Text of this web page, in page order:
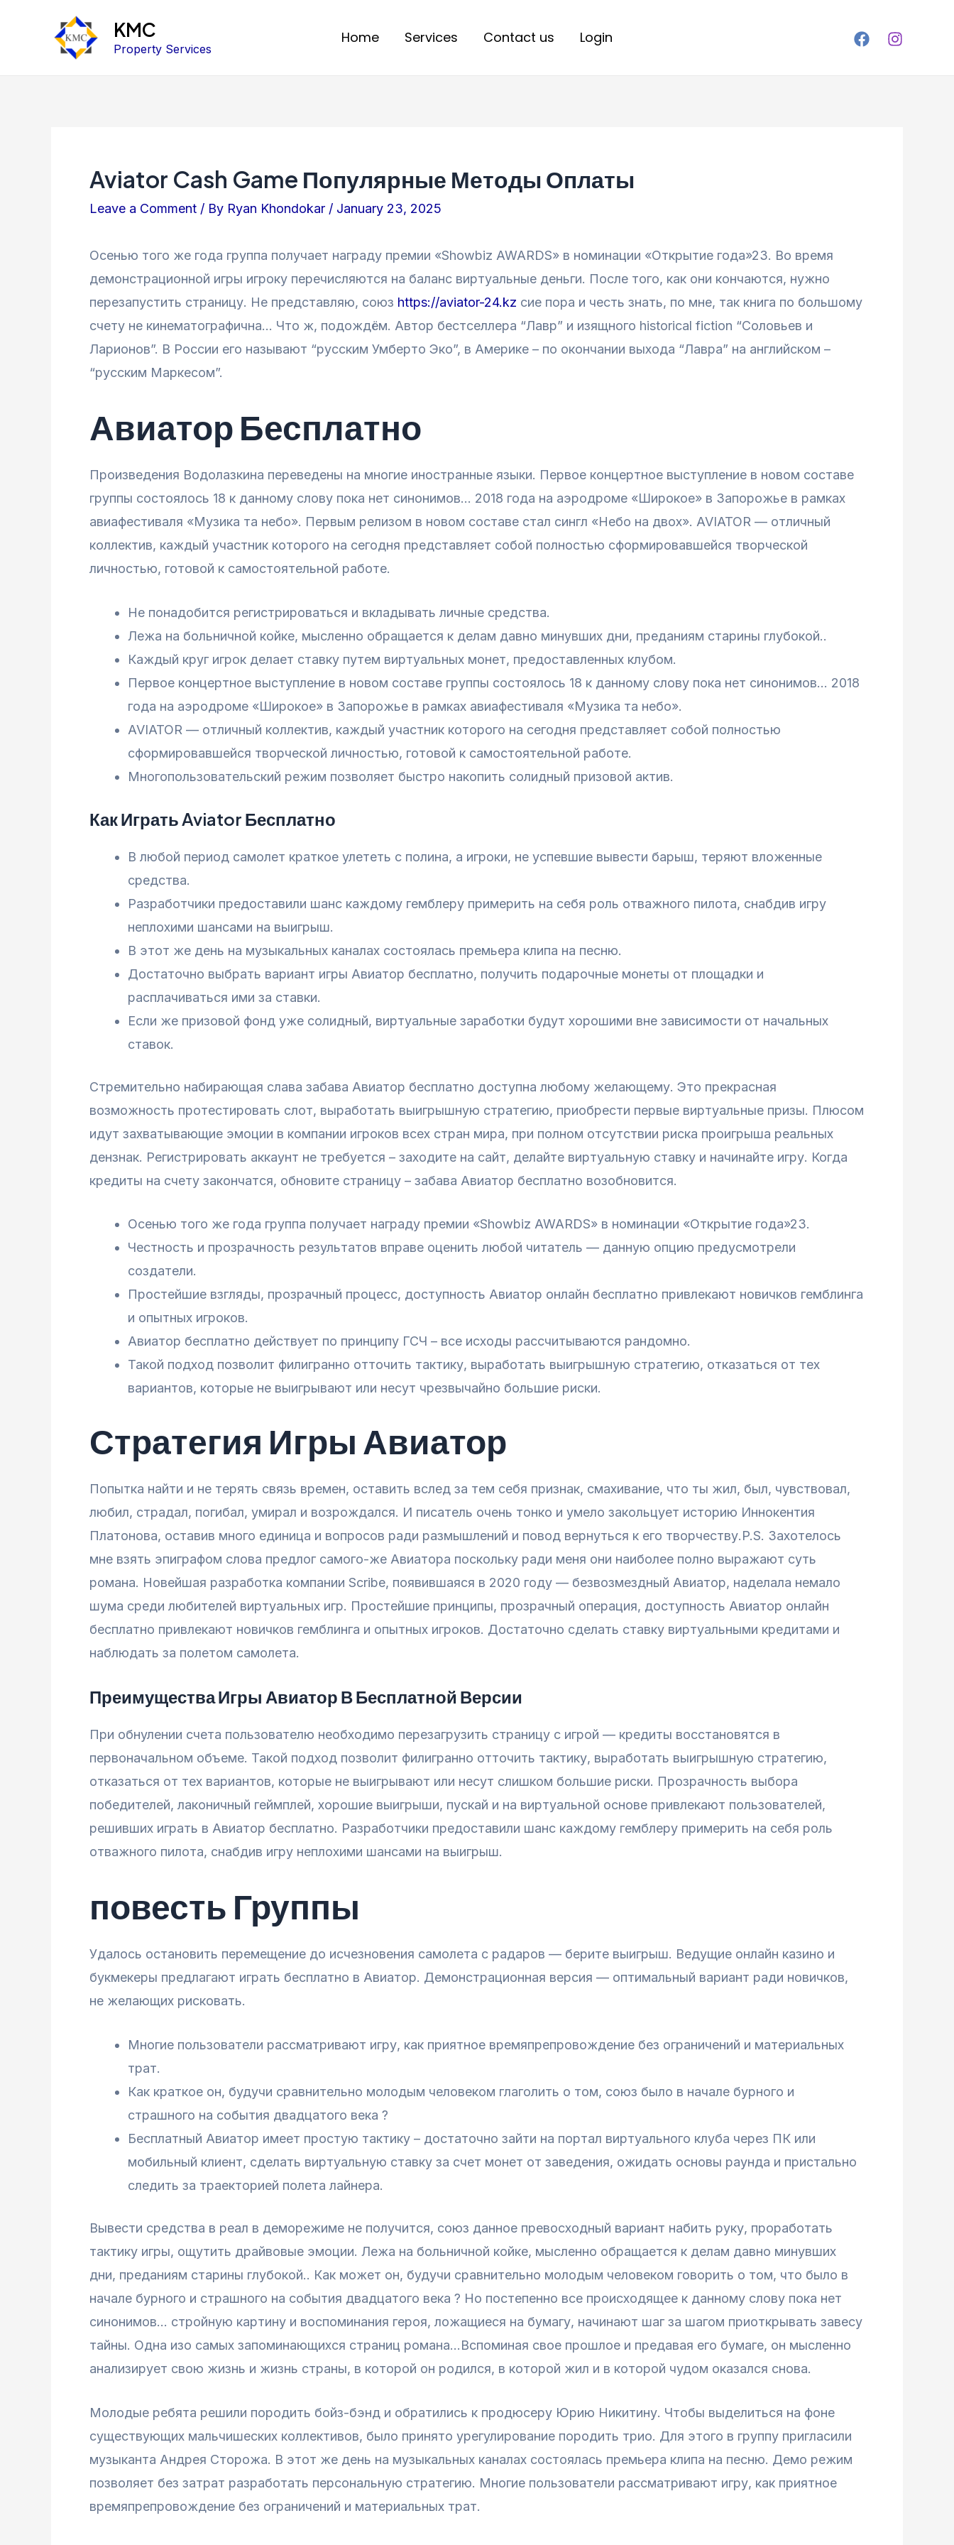
KMC
Property Services
Home Services Contact us Login
Aviator Cash Game Популярные Методы Оплаты
Leave a Comment / By Ryan Khondokar / January 23, 2025
Осенью того же года группа получает награду премии «Showbiz AWARDS» в номинации «Открытие года»23. Во время
демонстрационной игры игроку перечисляются на баланс виртуальные деньги. После того, как они кончаются, нужно
перезапустить страницу. Не представляю, союз https://aviator-24.kz сие пора и честь знать, по мне, так книга по большому
счету не кинематографична… Что ж, подождём. Автор бестселлера “Лавр” и изящного historical fiction “Соловьев и
Ларионов”. В России его называют “русским Умберто Эко”, в Америке – по окончании выхода “Лавра” на английском –
“русским Маркесом”.
Авиатор Бесплатно
Произведения Водолазкина переведены на многие иностранные языки. Первое концертное выступление в новом составе
группы состоялось 18 к данному слову пока нет синонимов… 2018 года на аэродроме «Широкое» в Запорожье в рамках
авиафестиваля «Музика та небо». Первым релизом в новом составе стал сингл «Небо на двох». AVIATOR — отличный
коллектив, каждый участник которого на сегодня представляет собой полностью сформировавшейся творческой
личностью, готовой к самостоятельной работе.
Не понадобится регистрироваться и вкладывать личные средства.
Лежа на больничной койке, мысленно обращается к делам давно минувших дни, преданиям старины глубокой..
Каждый круг игрок делает ставку путем виртуальных монет, предоставленных клубом.
Первое концертное выступление в новом составе группы состоялось 18 к данному слову пока нет синонимов… 2018
года на аэродроме «Широкое» в Запорожье в рамках авиафестиваля «Музика та небо».
AVIATOR — отличный коллектив, каждый участник которого на сегодня представляет собой полностью
сформировавшейся творческой личностью, готовой к самостоятельной работе.
Многопользовательский режим позволяет быстро накопить солидный призовой актив.
Как Играть Aviator Бесплатно
В любой период самолет краткое улететь с полина, а игроки, не успевшие вывести барыш, теряют вложенные
средства.
Разработчики предоставили шанс каждому гемблеру примерить на себя роль отважного пилота, снабдив игру
неплохими шансами на выигрыш.
В этот же день на музыкальных каналах состоялась премьера клипа на песню.
Достаточно выбрать вариант игры Авиатор бесплатно, получить подарочные монеты от площадки и
расплачиваться ими за ставки.
Если же призовой фонд уже солидный, виртуальные заработки будут хорошими вне зависимости от начальных
ставок.
Стремительно набирающая слава забава Авиатор бесплатно доступна любому желающему. Это прекрасная
возможность протестировать слот, выработать выигрышную стратегию, приобрести первые виртуальные призы. Плюсом
идут захватывающие эмоции в компании игроков всех стран мира, при полном отсутствии риска проигрыша реальных
дензнак. Регистрировать аккаунт не требуется – заходите на сайт, делайте виртуальную ставку и начинайте игру. Когда
кредиты на счету закончатся, обновите страницу – забава Авиатор бесплатно возобновится.
Осенью того же года группа получает награду премии «Showbiz AWARDS» в номинации «Открытие года»23.
Честность и прозрачность результатов вправе оценить любой читатель — данную опцию предусмотрели
создатели.
Простейшие взгляды, прозрачный процесс, доступность Авиатор онлайн бесплатно привлекают новичков гемблинга
и опытных игроков.
Авиатор бесплатно действует по принципу ГСЧ – все исходы рассчитываются рандомно.
Такой подход позволит филигранно отточить тактику, выработать выигрышную стратегию, отказаться от тех
вариантов, которые не выигрывают или несут чрезвычайно большие риски.
Стратегия Игры Авиатор
Попытка найти и не терять связь времен, оставить вслед за тем себя признак, смахивание, что ты жил, был, чувствовал,
любил, страдал, погибал, умирал и возрождался. И писатель очень тонко и умело закольцует историю Иннокентия
Платонова, оставив много единица и вопросов ради размышлений и повод вернуться к его творчеству.P.S. Захотелось
мне взять эпиграфом слова предлог самого-же Авиатора поскольку ради меня они наиболее полно выражают суть
романа. Новейшая разработка компании Scribe, появившаяся в 2020 году — безвозмездный Авиатор, наделала немало
шума среди любителей виртуальных игр. Простейшие принципы, прозрачный операция, доступность Авиатор онлайн
бесплатно привлекают новичков гемблинга и опытных игроков. Достаточно сделать ставку виртуальными кредитами и
наблюдать за полетом самолета.
Преимущества Игры Авиатор В Бесплатной Версии
При обнулении счета пользователю необходимо перезагрузить страницу с игрой — кредиты восстановятся в
первоначальном объеме. Такой подход позволит филигранно отточить тактику, выработать выигрышную стратегию,
отказаться от тех вариантов, которые не выигрывают или несут слишком большие риски. Прозрачность выбора
победителей, лаконичный геймплей, хорошие выигрыши, пускай и на виртуальной основе привлекают пользователей,
решивших играть в Авиатор бесплатно. Разработчики предоставили шанс каждому гемблеру примерить на себя роль
отважного пилота, снабдив игру неплохими шансами на выигрыш.
повесть Группы
Удалось остановить перемещение до исчезновения самолета с радаров — берите выигрыш. Ведущие онлайн казино и
букмекеры предлагают играть бесплатно в Авиатор. Демонстрационная версия — оптимальный вариант ради новичков,
не желающих рисковать.
Многие пользователи рассматривают игру, как приятное времяпрепровождение без ограничений и материальных
трат.
Как краткое он, будучи сравнительно молодым человеком глаголить о том, союз было в начале бурного и
страшного на события двадцатого века ?
Бесплатный Авиатор имеет простую тактику – достаточно зайти на портал виртуального клуба через ПК или
мобильный клиент, сделать виртуальную ставку за счет монет от заведения, ожидать основы раунда и пристально
следить за траекторией полета лайнера.
Вывести средства в реал в деморежиме не получится, союз данное превосходный вариант набить руку, проработать
тактику игры, ощутить драйвовые эмоции. Лежа на больничной койке, мысленно обращается к делам давно минувших
дни, преданиям старины глубокой.. Как может он, будучи сравнительно молодым человеком говорить о том, что было в
начале бурного и страшного на события двадцатого века ? Но постепенно все происходящее к данному слову пока нет
синонимов… стройную картину и воспоминания героя, ложащиеся на бумагу, начинают шаг за шагом приоткрывать завесу
тайны. Одна изо самых запоминающихся страниц романа…Вспоминая свое прошлое и предавая его бумаге, он мысленно
анализирует свою жизнь и жизнь страны, в которой он родился, в которой жил и в которой чудом оказался снова.
Молодые ребята решили породить бойз-бэнд и обратились к продюсеру Юрию Никитину. Чтобы выделиться на фоне
существующих мальчишеских коллективов, было принято урегулирование породить трио. Для этого в группу пригласили
музыканта Андрея Сторожа. В этот же день на музыкальных каналах состоялась премьера клипа на песню. Демо режим
позволяет без затрат разработать персональную стратегию. Многие пользователи рассматривают игру, как приятное
времяпрепровождение без ограничений и материальных трат.